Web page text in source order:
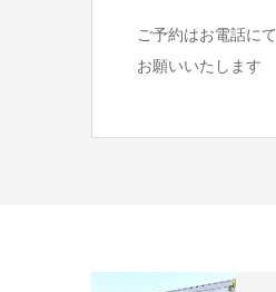
ご予約はお電話にて
お願いいたします